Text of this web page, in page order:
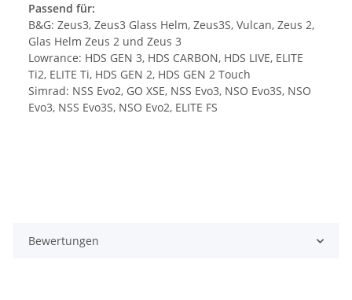
Passend für:
B&G: Zeus3, Zeus3 Glass Helm, Zeus3S, Vulcan, Zeus 2,
Glas Helm Zeus 2 und Zeus 3
Lowrance: HDS GEN 3, HDS CARBON, HDS LIVE, ELITE
Ti2, ELITE Ti, HDS GEN 2, HDS GEN 2 Touch
Simrad: NSS Evo2, GO XSE, NSS Evo3, NSO Evo3S, NSO
Evo3, NSS Evo3S, NSO Evo2, ELITE FS
Bewertungen